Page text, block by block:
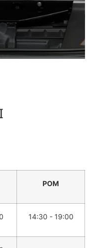
POM
14:30 - 19:00